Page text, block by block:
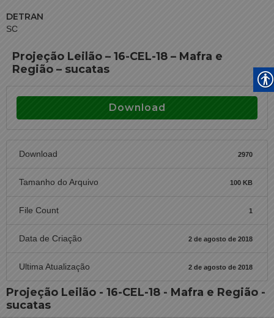
DETRAN
SC
Projeção Leilão – 16-CEL-18 – Mafra e
Região – sucatas
Download
Download 2970
Tamanho do Arquivo 100 KB
File Count 1
Data de Criação 2 de agosto de 2018
Ultima Atualização 2 de agosto de 2018
Projeção Leilão - 16-CEL-18 - Mafra e Região -
sucatas